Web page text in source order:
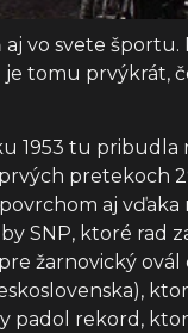
vo svete športu.
tomu prvýkrát,
1953 tu pribudla
pretekoch
aj
SNP, ktoré rad
žarnovický ovál
padol rekord,